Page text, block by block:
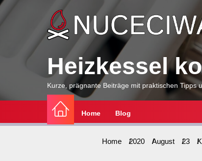
Skip
Heizkessel
Kurze, prägnante Beiträge mit praktischen Tipps
Home Blog
Home 2020 August 23